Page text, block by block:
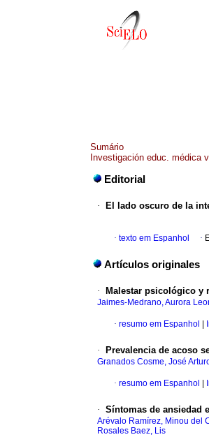
Sumário
Investigación educ. médica
Editorial
· El lado oscuro de la
· texto em Espanhol ·
Artículos originales
· Malestar psicológico y
Jaimes-Medrano, Aurora
· resumo em Espanhol
· Prevalencia de acoso
Granados Cosme, José
· resumo em Espanhol
· Síntomas de ansiedad
Arévalo Ramírez, Minou del
Rosales Baez, Lis